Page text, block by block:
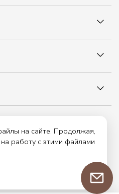
в отношении обработки
соглашения каждый
в любой форме обратной
на сайте. Продолжая,
работу с этими файлами